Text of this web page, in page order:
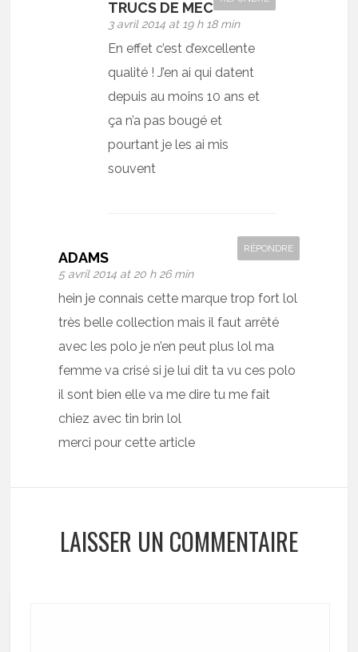
TRUCS DE MEC
3 avril 2014 at 19 h 18 min
En effet c’est d’excellente
qualité ! J’en ai qui datent
depuis au moins 10 ans et
ça n’a pas bougé et
pourtant je les ai mis
souvent
ADAMS
5 avril 2014 at 20 h 26 min
RÉPONDRE
hein je connais cette marque trop fort lol
très belle collection mais il faut arrêté
avec les polo je n’en peut plus lol ma
femme va crisé si je lui dit ta vu ces polo
il sont bien elle va me dire tu me fait
chiez avec tin brin lol
merci pour cette article
LAISSER UN COMMENTAIRE